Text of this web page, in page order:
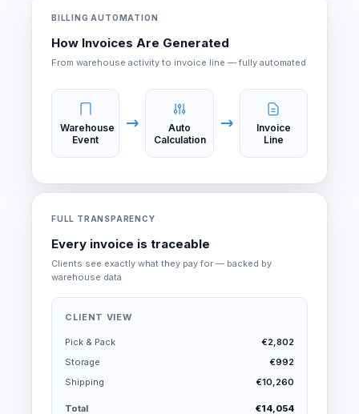
BILLING AUTOMATION
How Invoices Are Generated
From warehouse activity to invoice line — fully automated
Warehouse
Event
Auto
Calculation
Invoice
Line
FULL TRANSPARENCY
Every invoice is traceable
Clients see exactly what they pay for — backed by
warehouse data
CLIENT VIEW
Pick & Pack
€2,802
Storage
€992
Shipping
€10,260
Total €14,054